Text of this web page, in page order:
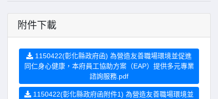
附件下載
1150422(彰化縣政府函) 為營造友善職場環境並促進
同仁身心健康，本府員工協助方案（EAP）提供多元專業
諮詢服務.pdf
1150422(彰化縣政府函附件1) 為營造友善職場環境並